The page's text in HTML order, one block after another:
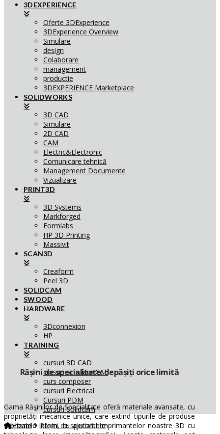
3DEXPERIENCE
Oferte 3DExperience
3DExperience Overview
Simulare
design
Colaborare
management
productie
3DEXPERIENCE Marketplace
SOLIDWORKS
3D CAD
Simulare
2D CAD
CAM
Electric&Electronic
Comunicare tehnică
Management Documente
Vizualizare
PRINT3D
3D Systems
Markforged
Formlabs
HP 3D Printing
Massivit
SCAN3D
Creaform
Peel 3D
SOLIDCAM
SWOOD
HARDWARE
3Dconnexion
HP
TRAINING
cursuri 3D CAD
cursuri simulare CAE
curs composer
cursuri Electrical
Cursuri PDM
cursuri Solidcam
Home
Rășini de specialitate
Rășini de specialitate: depășiți orice limită
Gama Rășinilor de Specialitate oferă materiale avansate, cu
proprietăți mecanice unice, care extind tipurile de produse
fabricabile intern, cu ajutorul imprimantelor noastre 3D cu